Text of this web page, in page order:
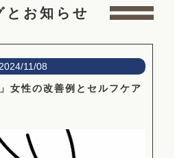
とお知らせ
2024/11/08
女性の改善例とセルフケア